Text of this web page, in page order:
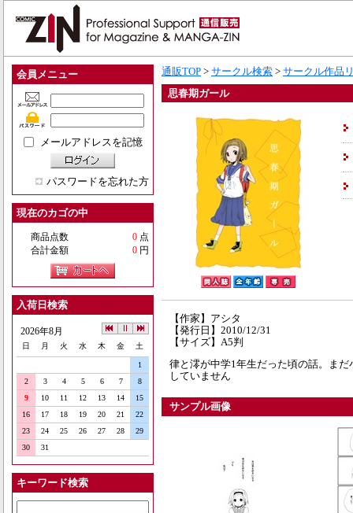
会員メニュー
メールアドレスを記憶
パスワードを忘れた方
現在のカゴの中
商品点数 0 点
合計金額
0 円
入荷日検索
2026年8月
日 月 火 水 木 金 土
1
2
3 4 5 6 7
8
9
10 11 12 13 14
15
16
17 18 19 20 21
22
23
24 25 26 27 28
29
30
31
キーワード検索
通販TOP > サークル検索 > サークル作品
思春期ガール
【作家】アシタ
【発行日】2010/12/31
【サイズ】A5判
律と澪が中学1年生だった頃の話。ま
していません
サンプル画像